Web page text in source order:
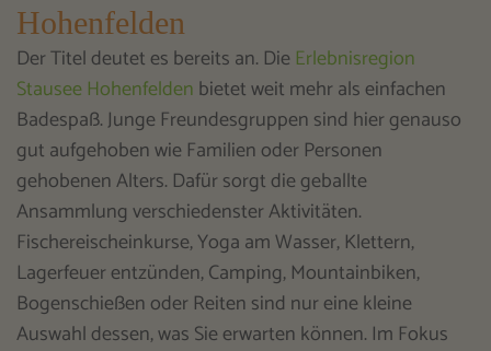
Hohenfelden
Der Titel deutet es bereits an. Die Erlebnisregion
Stausee Hohenfelden bietet weit mehr als einfachen
Badespaß. Junge Freundesgruppen sind hier genauso
gut aufgehoben wie Familien oder Personen
gehobenen Alters. Dafür sorgt die geballte
Ansammlung verschiedenster Aktivitäten.
Fischereischeinkurse, Yoga am Wasser, Klettern,
Lagerfeuer entzünden, Camping, Mountainbiken,
Bogenschießen oder Reiten sind nur eine kleine
Auswahl dessen, was Sie erwarten können. Im Fokus